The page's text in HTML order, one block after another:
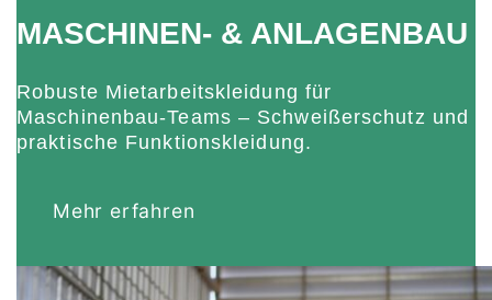
MASCHINEN- & ANLAGENBAU
Robuste Mietarbeitskleidung für
Maschinenbau-Teams – Schweißerschutz und
praktische Funktionskleidung.
Mehr erfahren